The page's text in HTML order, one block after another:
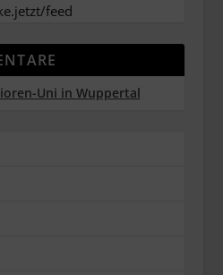
feed
Uni in Wuppertal